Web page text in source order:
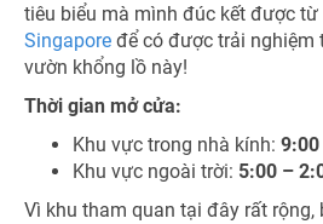
tiêu biểu mà mình đúc kết được từ
Singapore để có được trải nghiệm
vườn khổng lồ này!
Thời gian mở cửa:
Khu vực trong nhà kính:
Khu vực ngoài trời: 5:00 –
Vì khu tham quan tại đây rất rộng,